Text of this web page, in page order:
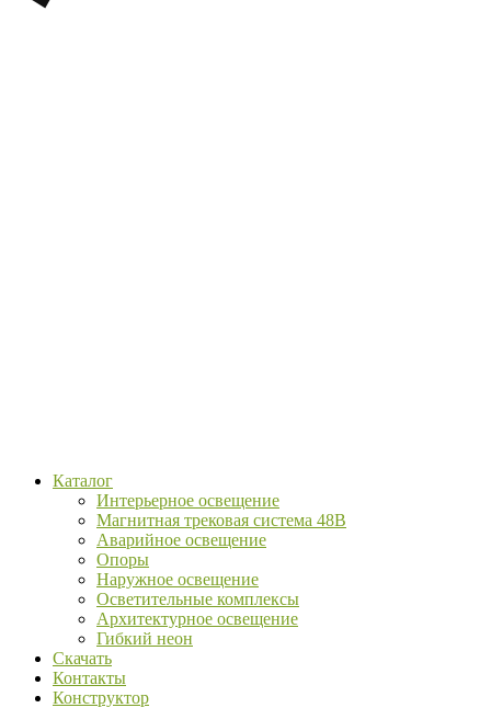
Каталог
Интерьерное освещение
Магнитная трековая система 48В
Аварийное освещение
Опоры
Наружное освещение
Осветительные комплексы
Архитектурное освещение
Гибкий неон
Скачать
Контакты
Конструктор